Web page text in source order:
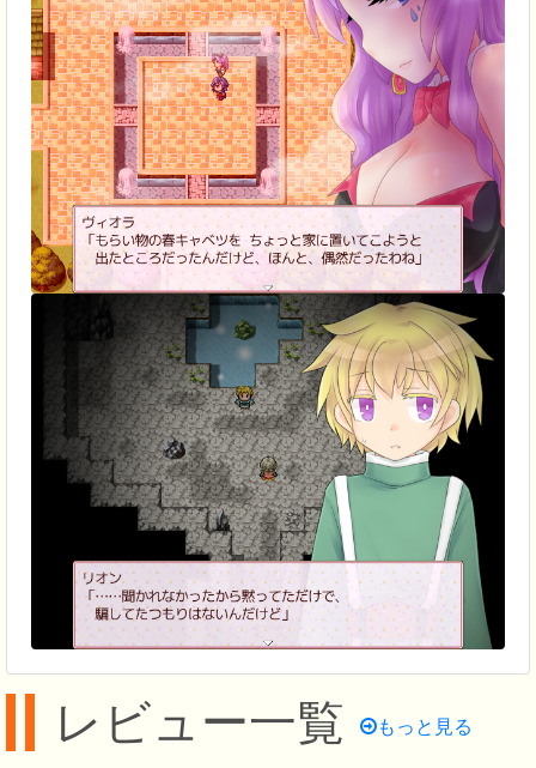
レビュー一覧 もっと見る